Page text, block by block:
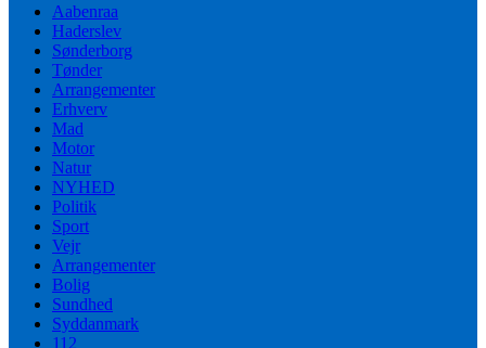
Aabenraa
Haderslev
Sønderborg
Tønder
Arrangementer
Erhverv
Mad
Motor
Natur
NYHED
Politik
Sport
Vejr
Arrangementer
Bolig
Sundhed
Syddanmark
112